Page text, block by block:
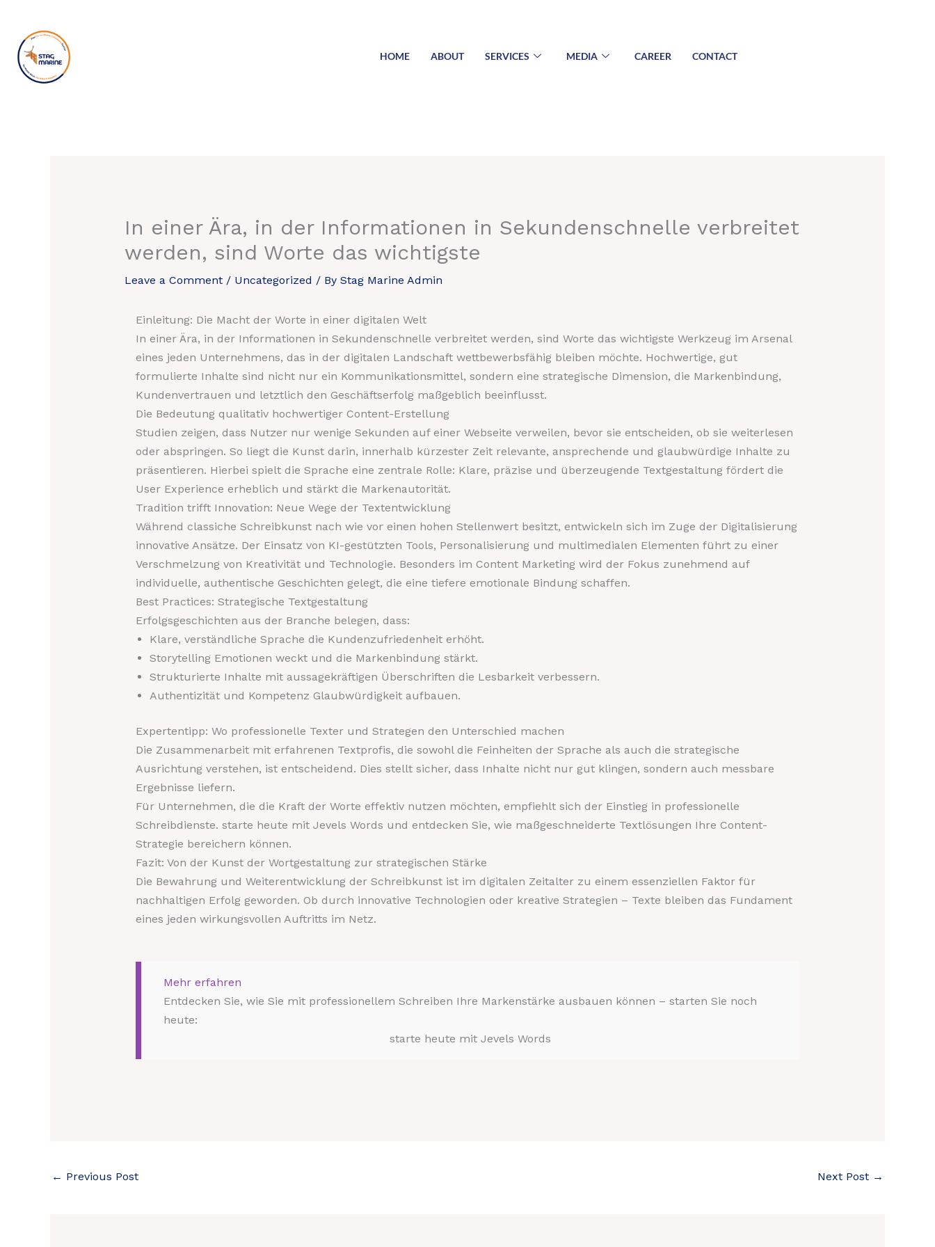
content
HOME ABOUT SERVICES MEDIA CAREER CONTACT
In einer Ära, in der Informationen in Sekundenschnelle verbreitet
werden, sind Worte das wichtigste
Leave a Comment / Uncategorized / By Stag Marine Admin
Einleitung: Die Macht der Worte in einer digitalen Welt
In einer Ära, in der Informationen in Sekundenschnelle verbreitet werden, sind Worte das wichtigste Werkzeug im Arsenal
eines jeden Unternehmens, das in der digitalen Landschaft wettbewerbsfähig bleiben möchte. Hochwertige, gut
formulierte Inhalte sind nicht nur ein Kommunikationsmittel, sondern eine strategische Dimension, die Markenbindung,
Kundenvertrauen und letztlich den Geschäftserfolg maßgeblich beeinflusst.
Die Bedeutung qualitativ hochwertiger Content-Erstellung
Studien zeigen, dass Nutzer nur wenige Sekunden auf einer Webseite verweilen, bevor sie entscheiden, ob sie weiterlesen
oder abspringen. So liegt die Kunst darin, innerhalb kürzester Zeit relevante, ansprechende und glaubwürdige Inhalte zu
präsentieren. Hierbei spielt die Sprache eine zentrale Rolle: Klare, präzise und überzeugende Textgestaltung fördert die
User Experience erheblich und stärkt die Markenautorität.
Tradition trifft Innovation: Neue Wege der Textentwicklung
Während classiche Schreibkunst nach wie vor einen hohen Stellenwert besitzt, entwickeln sich im Zuge der Digitalisierung
innovative Ansätze. Der Einsatz von KI-gestützten Tools, Personalisierung und multimedialen Elementen führt zu einer
Verschmelzung von Kreativität und Technologie. Besonders im Content Marketing wird der Fokus zunehmend auf
individuelle, authentische Geschichten gelegt, die eine tiefere emotionale Bindung schaffen.
Best Practices: Strategische Textgestaltung
Erfolgsgeschichten aus der Branche belegen, dass:
Klare, verständliche Sprache die Kundenzufriedenheit erhöht.
Storytelling Emotionen weckt und die Markenbindung stärkt.
Strukturierte Inhalte mit aussagekräftigen Überschriften die Lesbarkeit verbessern.
Authentizität und Kompetenz Glaubwürdigkeit aufbauen.
Expertentipp: Wo professionelle Texter und Strategen den Unterschied machen
Die Zusammenarbeit mit erfahrenen Textprofis, die sowohl die Feinheiten der Sprache als auch die strategische
Ausrichtung verstehen, ist entscheidend. Dies stellt sicher, dass Inhalte nicht nur gut klingen, sondern auch messbare
Ergebnisse liefern.
Für Unternehmen, die die Kraft der Worte effektiv nutzen möchten, empfiehlt sich der Einstieg in professionelle
Schreibdienste. starte heute mit Jevels Words und entdecken Sie, wie maßgeschneiderte Textlösungen Ihre Content-
Strategie bereichern können.
Fazit: Von der Kunst der Wortgestaltung zur strategischen Stärke
Die Bewahrung und Weiterentwicklung der Schreibkunst ist im digitalen Zeitalter zu einem essenziellen Faktor für
nachhaltigen Erfolg geworden. Ob durch innovative Technologien oder kreative Strategien – Texte bleiben das Fundament
eines jeden wirkungsvollen Auftritts im Netz.
Mehr erfahren
Entdecken Sie, wie Sie mit professionellem Schreiben Ihre Markenstärke ausbauen können – starten Sie noch
heute:
starte heute mit Jevels Words
← Previous Post Next Post →